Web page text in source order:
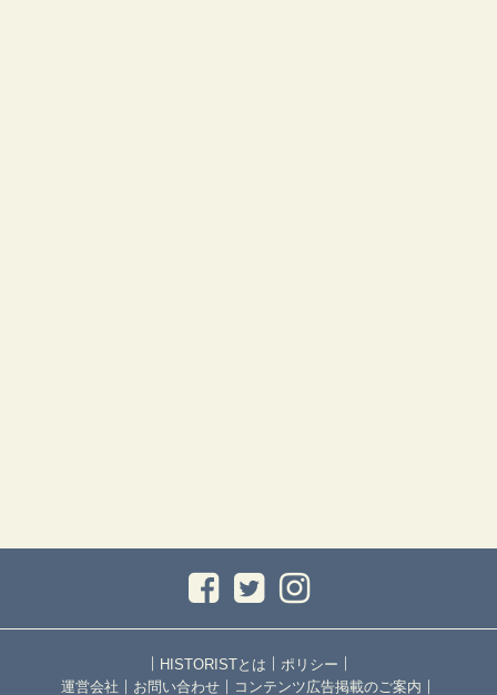
｜ HISTORISTとは ｜ ポリシー ｜
運営会社 ｜ お問い合わせ ｜ コンテンツ広告掲載のご案内 ｜